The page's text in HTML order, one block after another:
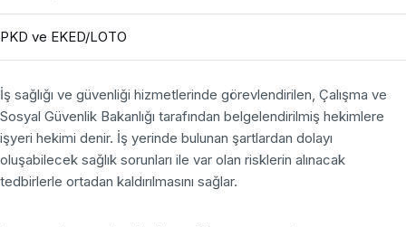
PKD ve EKED/LOTO
İş sağlığı ve güvenliği hizmetlerinde görevlendirilen, Çalışma ve
Sosyal Güvenlik Bakanlığı tarafından belgelendirilmiş hekimlere
işyeri hekimi denir. İş yerinde bulunan şartlardan dolayı
oluşabilecek sağlık sorunları ile var olan risklerin alınacak
tedbirlerle ortadan kaldırılmasını sağlar.